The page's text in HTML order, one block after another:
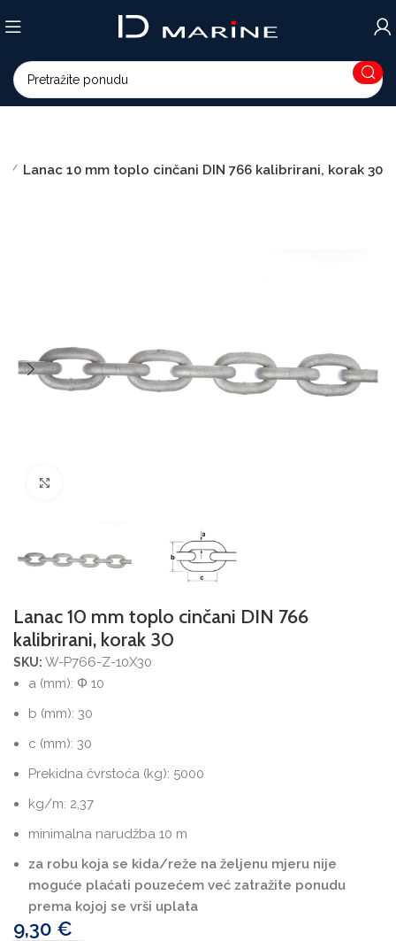
Lanac 10 mm toplo cinčani DIN 766 kalibrirani, korak 30
Lanac 10 mm toplo cinčani DIN 766
kalibrirani, korak 30
SKU:W-P766-Z-10X30
a (mm): Φ 10
b (mm): 30
c (mm): 30
Prekidna čvrstoća (kg): 5000
kg/m: 2,37
minimalna narudžba 10 m
za robu koja se kida/reže na željenu mjeru nije
moguće plaćati pouzećem već zatražite ponudu
prema kojoj se vrši uplata
9,30 €